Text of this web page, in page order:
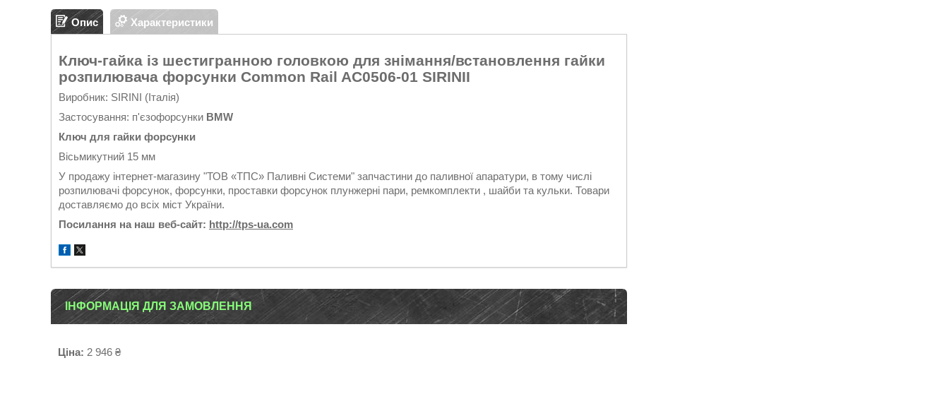
Опис Характеристики
Ключ-гайка із шестигранною головкою для знімання/встановлення гайки
розпилювача форсунки Common Rail AC0506-01 SIRINII
Виробник: SIRINI (Італія)
Застосування: п'єзофорсунки BMW
Ключ для гайки форсунки
Вісьмикутний 15 мм
У продажу інтернет-магазину "ТОВ «ТПС» Паливні Системи" запчастини до паливної апаратури, в тому числі
розпилювачі форсунок, форсунки, проставки форсунок плунжерні пари, ремкомплекти , шайби та кульки. Товари
доставляємо до всіх міст України.
Посилання на наш веб-сайт: http://tps-ua.com
ІНФОРМАЦІЯ ДЛЯ ЗАМОВЛЕННЯ
Ціна: 2 946 ₴